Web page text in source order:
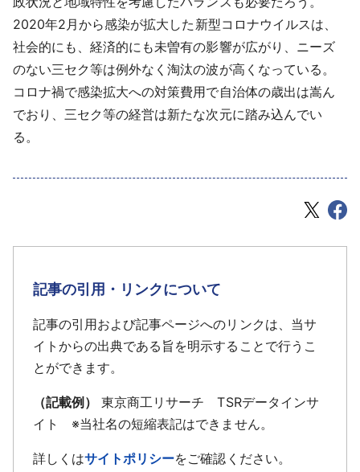
2020年2月から感染が拡大した新型コロナウイルスは、
社会的にも、経済的にも未曽有の影響が広がり、ニーズ
のない三セク等は例外なく淘汰の波が高くなっている。
コロナ禍で感染拡大への対策費用で自治体の歳出は嵩ん
でおり、三セク等の経営は新たな次元に踏み込んでい
る。
記事の引用・リンクについて
記事の引用および記事ページへのリンクは、当サ
イトからの出典である旨を明示することで行うこ
とができます。
（記載例）
東京商工リサーチ TSRデータインサ
イト ※当社名の短縮表記はできません。
詳しくはサイトポリシーをご確認ください。